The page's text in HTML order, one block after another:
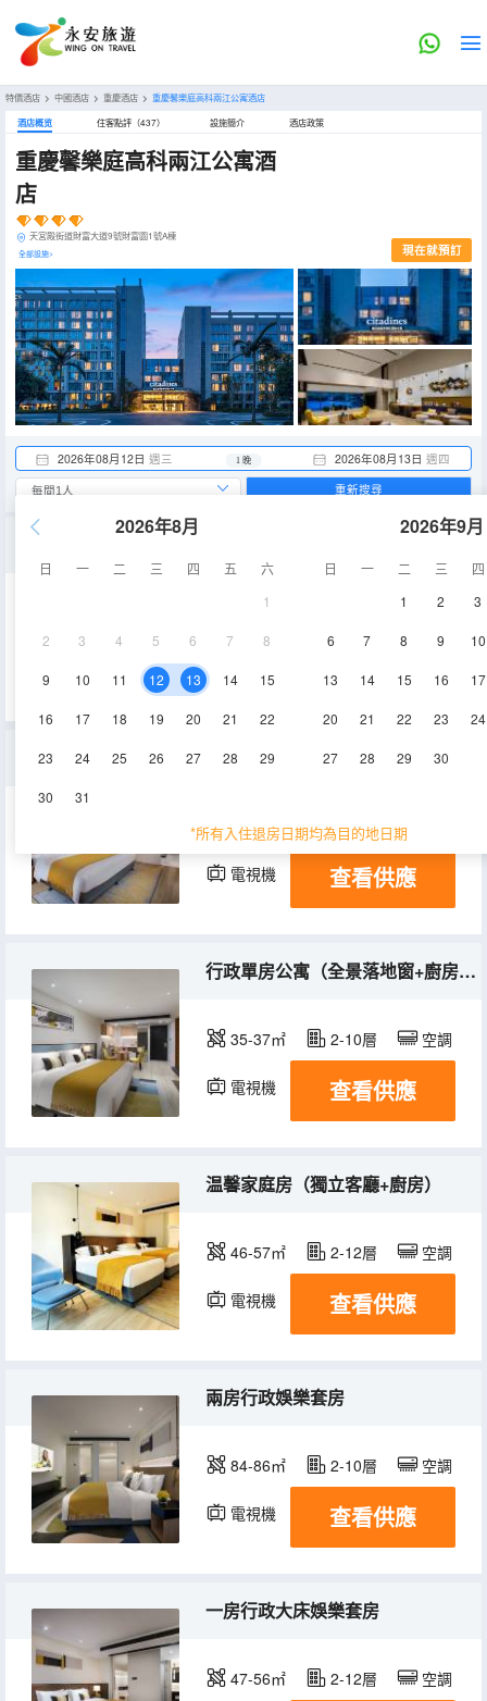
特價酒店 > 中國酒店 > 重慶酒店 > 重慶馨樂庭高科兩江公寓酒店
酒店概览 住客點評（437） 設施簡介 酒店政策
重慶馨樂庭高科兩江公寓酒
店
天宮殿街道財富大道9號財富園1號A棟
全部設施> 現在就預訂
2026年08月12日 週三 2026年08月13日 週四
1 晚
2026年8月
日 一 二 三 四 五
六
1
2 3 4 5 6 7 8
9 10 11 12 13 14 15
16 17 18 19 20 21 22
23 24 25 26 27 28 29
30 31
2026年9月
日 一 二 三
四
1
2 3
6 7 8 9 10
13 14 15 16 17
20 21 22 23 24
27 28 29 30
*所有入住退房日期均為目的地日期
重新搜尋
35-37㎡ 空調
47-56㎡ 2-12層
電視機 冰箱
查看供應
行政單房公寓（全景落地窗+廚房+乾濕分離衞浴）
35-37㎡ 2-10層 空調
電視機 冰箱
查看供應
温馨家庭房（獨立客廳+廚房）
46-57㎡ 2-12層 空調
電視機 冰箱
查看供應
兩房行政娛樂套房
84-86㎡ 2-10層 空調
電視機 冰箱
查看供應
一房行政大床娛樂套房
47-56㎡ 2-12層 空調